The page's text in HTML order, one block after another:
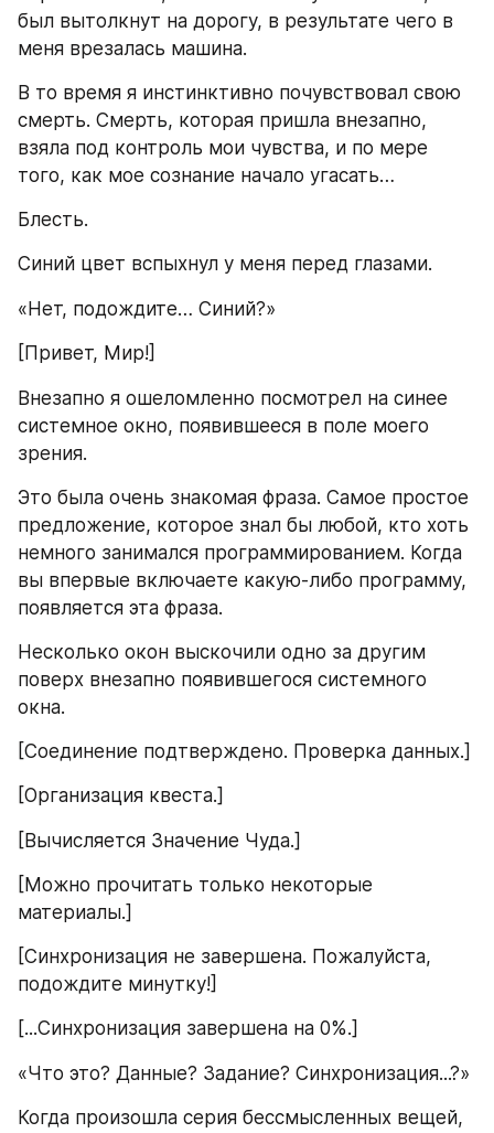
был вытолкнут на дорогу, в результате чего в
меня врезалась машина.
В то время я инстинктивно почувствовал свою
смерть. Смерть, которая пришла внезапно,
взяла под контроль мои чувства, и по мере
того, как мое сознание начало угасать…
Блесть.
Синий цвет вспыхнул у меня перед глазами.
«Нет, подождите… Синий?»
[Привет, Мир!]
Внезапно я ошеломленно посмотрел на синее
системное окно, появившееся в поле моего
зрения.
Это была очень знакомая фраза. Самое простое
предложение, которое знал бы любой, кто хоть
немного занимался программированием. Когда
вы впервые включаете какую-либо программу,
появляется эта фраза.
Несколько окон выскочили одно за другим
поверх внезапно появившегося системного
окна.
[Соединение подтверждено. Проверка данных.]
[Организация квеста.]
[Вычисляется Значение Чуда.]
[Можно прочитать только некоторые
материалы.]
[Синхронизация не завершена. Пожалуйста,
подождите минутку!]
[...Синхронизация завершена на 0%.]
«Что это? Данные? Задание? Синхронизация...?»
Когда произошла серия бессмысленных вещей,